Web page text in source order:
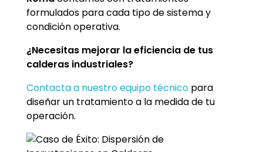
formulados para cada tipo de sistema y
condición operativa.
¿Necesitas mejorar la eficiencia de tus
calderas industriales?
Contacta a nuestro equipo técnico para
diseñar un tratamiento a la medida de tu
operación.